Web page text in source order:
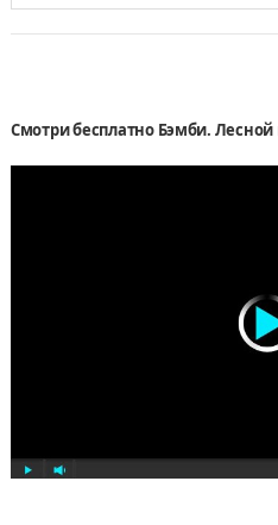
Смотри бесплатно Бэмби.